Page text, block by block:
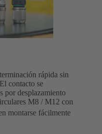
rápida sin
contacto se
por desplazamiento
M8 / M12 con
montarse fácilmente